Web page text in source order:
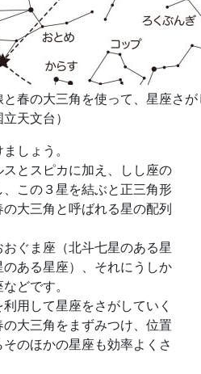
春の大三角を使って、星座さ
天文台）
しょう。
とスピカに加え、しし座の
この３星を結ぶと正三角形
大三角と呼ばれる星の配列
ぐま座（北斗七星のある星
ある星座）、それにうしか
どです。
用して星座をさがしていく
大三角をまずみつけ、位置
のほかの星座も効率よくさ